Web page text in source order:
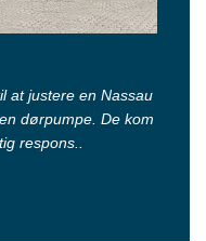
at justere en Nassau
dørpumpe. De kom
respons..